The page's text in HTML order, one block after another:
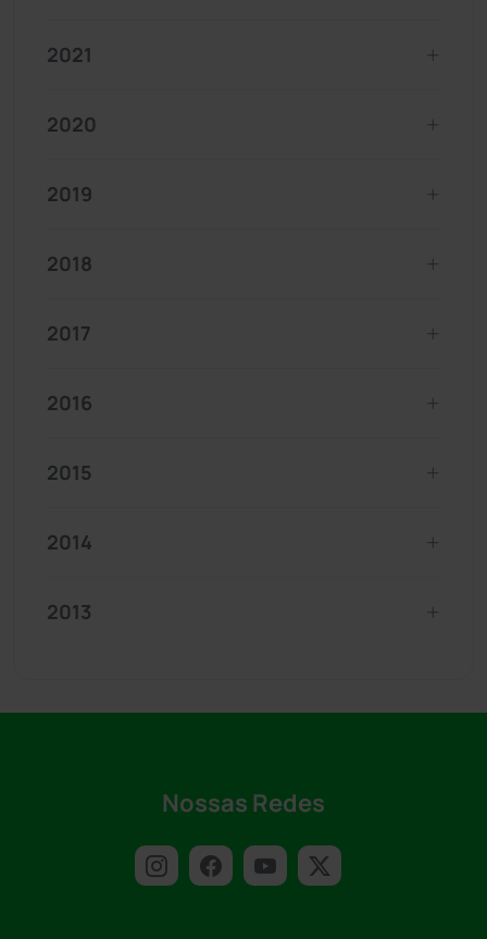
2021
2020
2019
2018
2017
2016
2015
2014
2013
Nossas Redes